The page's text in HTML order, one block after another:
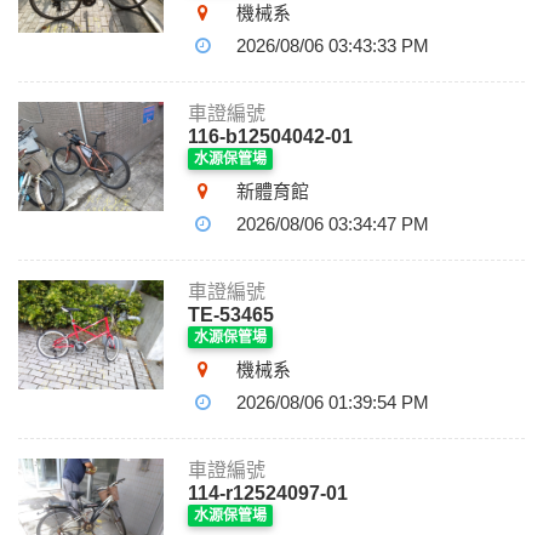
機械系
2026/08/06 03:43:33 PM
車證編號
116-b12504042-01
水源保管場
新體育館
2026/08/06 03:34:47 PM
車證編號
TE-53465
水源保管場
機械系
2026/08/06 01:39:54 PM
車證編號
114-r12524097-01
水源保管場